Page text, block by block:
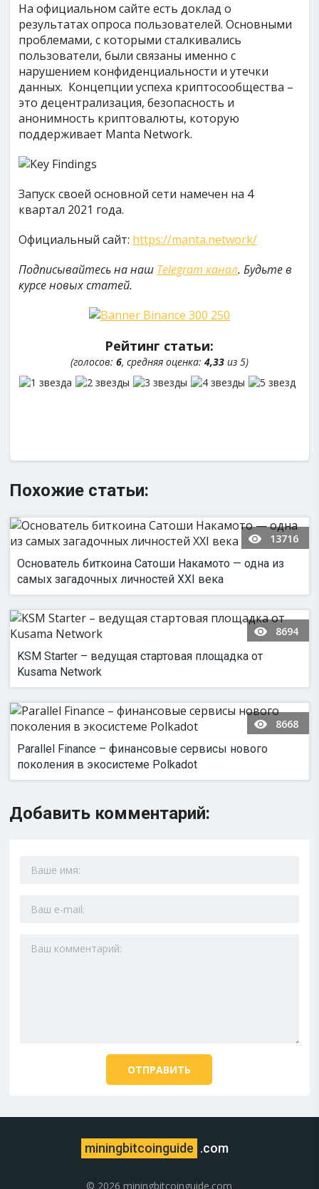
На официальном сайте есть доклад о
результатах опроса пользователей. Основными
проблемами, с которыми сталкивались
пользователи, были связаны именно с
нарушением конфиденциальности и утечки
данных. Концепции успеха криптосообщества –
это децентрализация, безопасность и
анонимность криптовалюты, которую
поддерживает Manta Network.
Запуск своей основной сети намечен на 4
квартал 2021 года.
Официальный сайт: https://manta.network/
Подписывайтесь на наш Telegram канал. Будьте в
курсе новых статей.
Рейтинг статьи:
(голосов: 6, средняя оценка: 4,33из 5)
Похожие статьи:
13716
Основатель биткоина Сатоши Накамото — одна из
самых загадочных личностей XXI века
8694
KSM Starter – ведущая стартовая площадка от
Kusama Network
8668
Parallel Finance – финансовые сервисы нового
поколения в экосистеме Polkadot
Добавить комментарий:
miningbitcoinguide .com
© 2026 miningbitcoinguide.com